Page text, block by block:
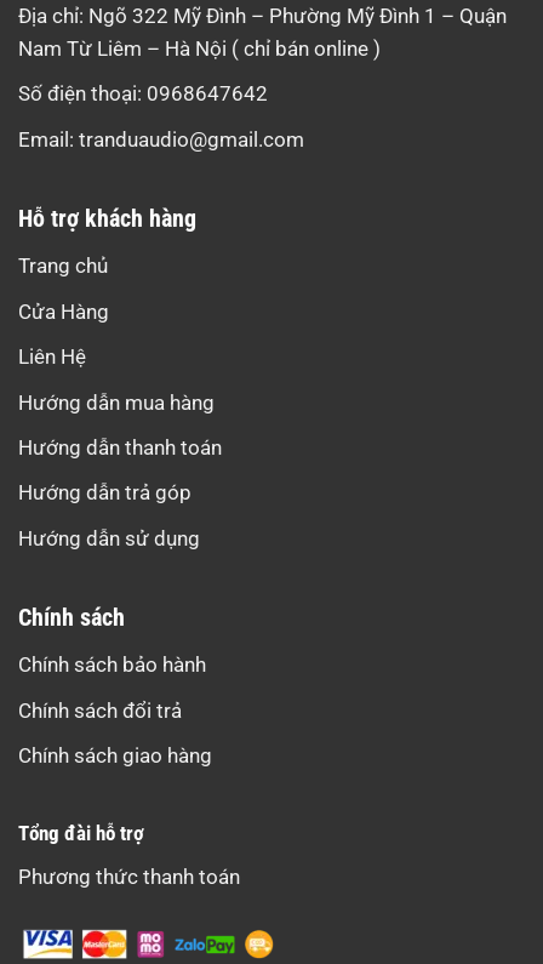
Địa chỉ: Ngõ 322 Mỹ Đình – Phường Mỹ Đình 1 – Quận
Nam Từ Liêm – Hà Nội ( chỉ bán online )
Số điện thoại: 0968647642
Email: tranduaudio@gmail.com
Hỗ trợ khách hàng
Trang chủ
Cửa Hàng
Liên Hệ
Hướng dẫn mua hàng
Hướng dẫn thanh toán
Hướng dẫn trả góp
Hướng dẫn sử dụng
Chính sách
Chính sách bảo hành
Chính sách đổi trả
Chính sách giao hàng
Tổng đài hỗ trợ
Phương thức thanh toán